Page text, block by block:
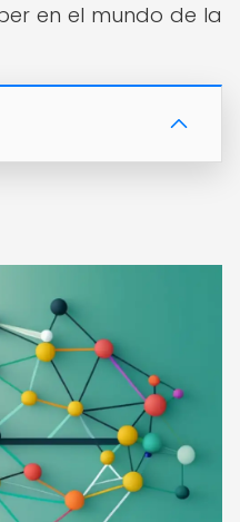
en el mundo de la